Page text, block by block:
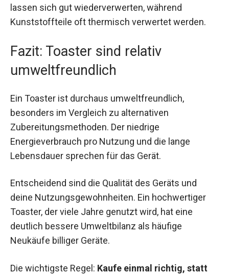
lassen sich gut wiederverwerten, während
Kunststoffteile oft thermisch verwertet werden.
Fazit: Toaster sind relativ
umweltfreundlich
Ein Toaster ist durchaus umweltfreundlich,
besonders im Vergleich zu alternativen
Zubereitungsmethoden. Der niedrige
Energieverbrauch pro Nutzung und die lange
Lebensdauer sprechen für das Gerät.
Entscheidend sind die Qualität des Geräts und
deine Nutzungsgewohnheiten. Ein hochwertiger
Toaster, der viele Jahre genutzt wird, hat eine
deutlich bessere Umweltbilanz als häufige
Neukäufe billiger Geräte.
Die wichtigste Regel: Kaufe einmal richtig, statt